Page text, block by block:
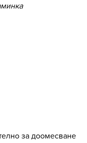
за доомесване